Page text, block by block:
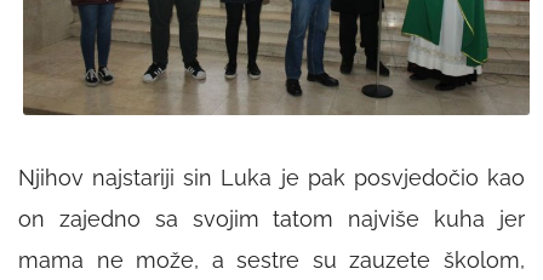
Njihov najstariji sin Luka je pak posvjedočio kao
on zajedno sa svojim tatom najviše kuha jer
mama ne može, a sestre su zauzete školom,